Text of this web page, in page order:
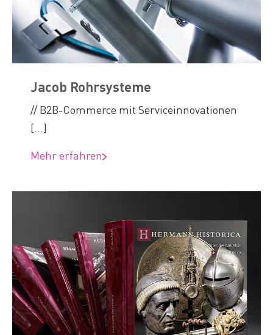
Jacob Rohrsysteme
// B2B-Commerce mit Serviceinnovationen
[...]
Mehr erfahren